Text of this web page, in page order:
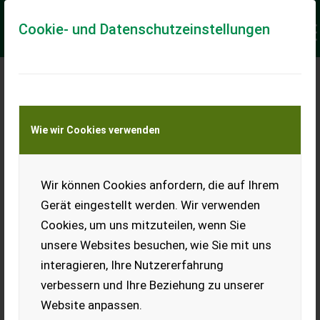
Cookie- und Datenschutzeinstellungen
Wie wir Cookies verwenden
Wir können Cookies anfordern, die auf Ihrem
Gerät eingestellt werden. Wir verwenden
Cookies, um uns mitzuteilen, wenn Sie
unsere Websites besuchen, wie Sie mit uns
interagieren, Ihre Nutzererfahrung
verbessern und Ihre Beziehung zu unserer
Website anpassen.
Meine Transportkostenanfrage
Transport von Land- und Baumaschinen –
KEINE Tiertransporte
Ladeort
Ort